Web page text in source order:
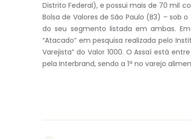
Distrito Federal), e possui mais de 70 mil
Bolsa de Valores de São Paulo (B3) – sob
do seu segmento listada em ambas.
“Atacado” em pesquisa realizada pelo
Varejista” do Valor 1000. O Assaí está
pela Interbrand, sendo a 1ª no varejo